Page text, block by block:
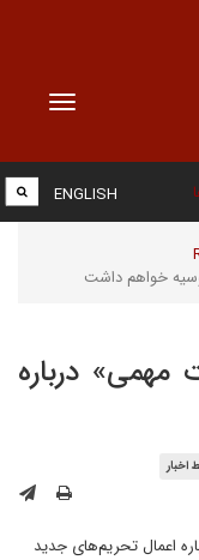
Toggle
ENGLISH
خواهم داشت
مهمی» درباره
اخبار
اعمال تحریم‌های جدید